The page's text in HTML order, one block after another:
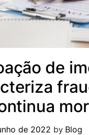
de
de 2022 by Blog